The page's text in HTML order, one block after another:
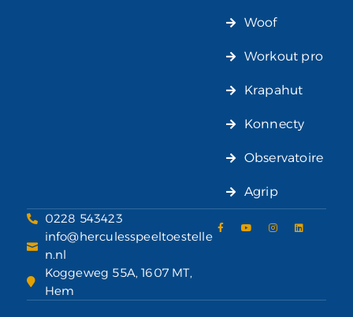
Woof
Workout pro
Krapahut
Konnecty
Observatoire
Agrip
0228 543423
info@herculesspeeltoestelle
n.nl
Koggeweg 55A, 1607 MT,
Hem